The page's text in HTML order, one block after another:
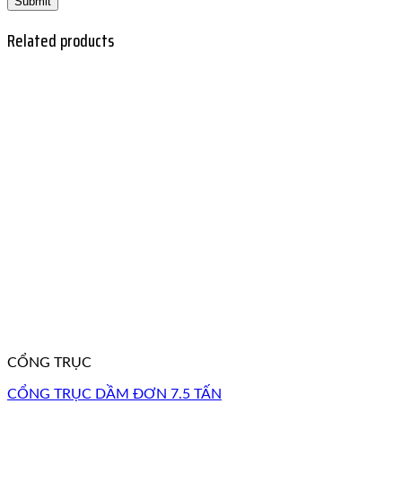
Related products
CỔNG TRỤC
CỔNG TRỤC DẦM ĐƠN 7.5 TẤN